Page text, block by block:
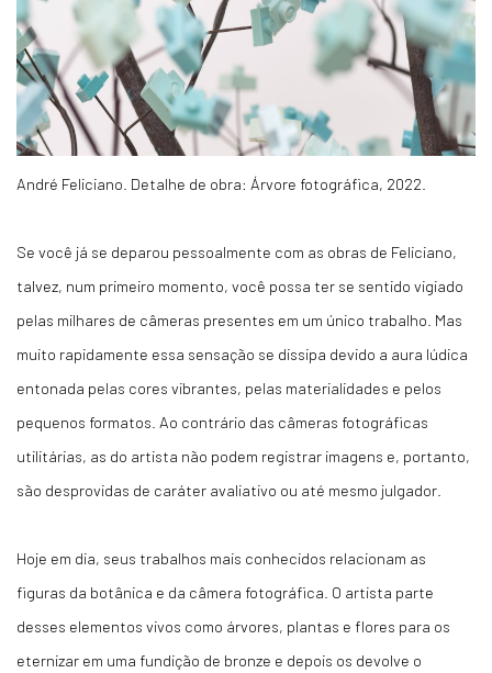
André Feliciano. Detalhe de obra: Árvore fotográfica, 2022.
Se você já se deparou pessoalmente com as obras de Feliciano,
talvez, num primeiro momento, você possa ter se sentido vigiado
pelas milhares de câmeras presentes em um único trabalho. Mas
muito rapidamente essa sensação se dissipa devido a aura lúdica
entonada pelas cores vibrantes, pelas materialidades e pelos
pequenos formatos. Ao contrário das câmeras fotográficas
utilitárias, as do artista não podem registrar imagens e, portanto,
são desprovidas de caráter avaliativo ou até mesmo julgador.
Hoje em dia, seus trabalhos mais conhecidos relacionam as
figuras da botânica e da câmera fotográfica. O artista parte
desses elementos vivos como árvores, plantas e flores para os
eternizar em uma fundição de bronze e depois os devolve o